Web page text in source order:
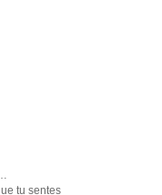
tu sentes